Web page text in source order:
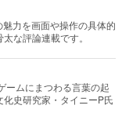
力を画面や操作の具体的
な評論連載です。
ームにまつわる言葉の起
史研究家・タイニーP氏